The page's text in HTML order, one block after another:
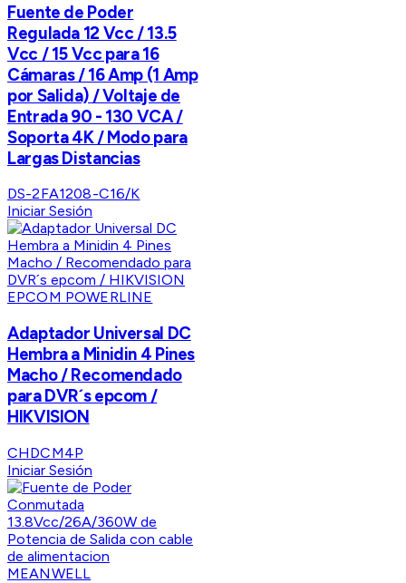
Fuente de Poder
Regulada 12 Vcc / 13.5
Vcc / 15 Vcc para 16
Cámaras / 16 Amp (1 Amp
por Salida) / Voltaje de
Entrada 90 - 130 VCA /
Soporta 4K / Modo para
Largas Distancias
DS-2FA1208-C16/K
Iniciar Sesión
EPCOM POWERLINE
Adaptador Universal DC
Hembra a Minidin 4 Pines
Macho / Recomendado
para DVR´s epcom /
HIKVISION
CHDCM4P
Iniciar Sesión
MEANWELL